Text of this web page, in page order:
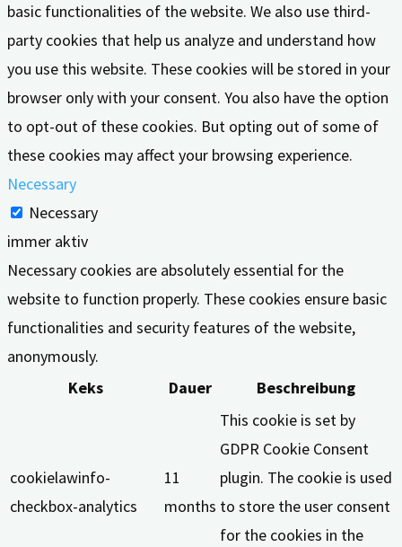
basic functionalities of the website. We also use third-
party cookies that help us analyze and understand how
you use this website. These cookies will be stored in your
browser only with your consent. You also have the option
to opt-out of these cookies. But opting out of some of
these cookies may affect your browsing experience.
Necessary
Necessary
immer aktiv
Necessary cookies are absolutely essential for the
website to function properly. These cookies ensure basic
functionalities and security features of the website,
anonymously.
Keks
Dauer Beschreibung
cookielawinfo-
checkbox-analytics
11
months
This cookie is set by
GDPR Cookie Consent
plugin. The cookie is used
to store the user consent
for the cookies in the